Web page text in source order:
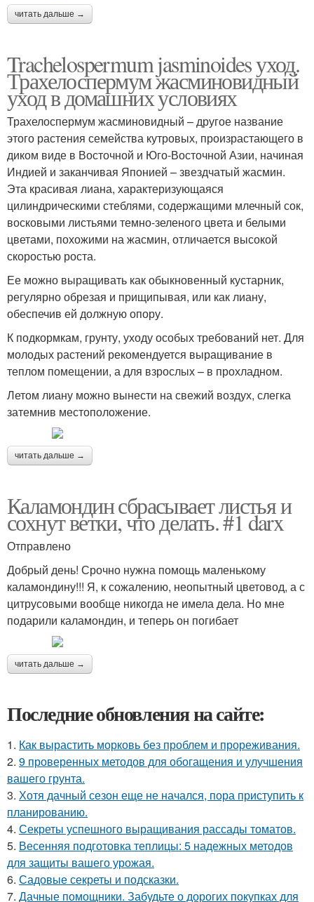
читать дальше →
Trachelospermum jasminoides уход.
Трахелоспермум жасминовидный
уход в домашних условиях
Трахелоспермум жасминовидный – другое название
этого растения семейства кутровых, произрастающего в
диком виде в Восточной и Юго-Восточной Азии, начиная
Индией и заканчивая Японией – звездчатый жасмин.
Эта красивая лиана, характеризующаяся
цилиндрическими стеблями, содержащими млечный сок,
восковыми листьями темно-зеленого цвета и белыми
цветами, похожими на жасмин, отличается высокой
скоростью роста.
Ее можно выращивать как обыкновенный кустарник,
регулярно обрезая и прищипывая, или как лиану,
обеспечив ей должную опору.
К подкормкам, грунту, уходу особых требований нет. Для
молодых растений рекомендуется выращивание в
теплом помещении, а для взрослых – в прохладном.
Летом лиану можно вынести на свежий воздух, слегка
затемнив местоположение.
читать дальше →
Каламондин сбрасывает листья и
сохнут ветки, что делать. #1 darx
Отправлено
Добрый день! Срочно нужна помощь маленькому
каламондину!!! Я, к сожалению, неопытный цветовод, а с
цитрусовыми вообще никогда не имела дела. Но мне
подарили каламондин, и теперь он погибает
читать дальше →
Последние обновления на сайте:
1. Как вырастить морковь без проблем и прореживания.
2. 9 проверенных методов для обогащения и улучшения
вашего грунта.
3. Хотя дачный сезон еще не начался, пора приступить к
планированию.
4. Секреты успешного выращивания рассады томатов.
5. Весенняя подготовка теплицы: 5 надежных методов
для защиты вашего урожая.
6. Садовые секреты и подсказки.
7. Дачные помощники. Забудьте о дорогих покупках для